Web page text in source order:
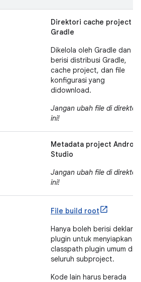
Direktori cache project
Gradle
Dikelola oleh Gradle dan
berisi distribusi Gradle,
cache project, dan file
konfigurasi yang
didownload.
Jangan ubah file di direktori
ini!
Metadata project Android
Studio
Jangan ubah file di direktori
ini!
File build root
Hanya boleh berisi
plugin untuk menyiapkan
classpath plugin umum di
seluruh subproject.
Kode lain harus berada